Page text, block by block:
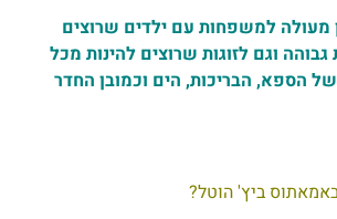
למשפחות עם ילדים שרוצים
וגם לזוגות שרוצים להינות מכל
הבריכות, הים וכמובן החדר
ביץ' הוטל?